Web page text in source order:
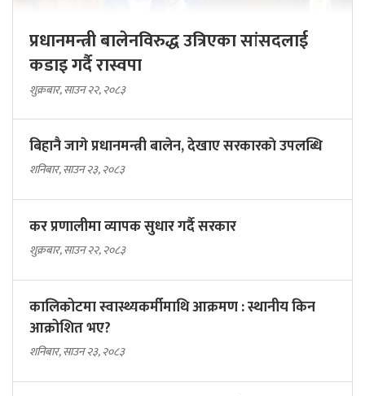
प्रधानमन्त्री बालेनविरुद्ध उत्रिएका सांसदलाई
कडाइ गर्दै रास्वपा
शुक्रबार, साउन २२, २०८३
बिहानै जागे प्रधानमन्त्री बालेन, देखाए सरकारकाे उपलब्धि
शनिबार, साउन २३, २०८३
कर प्रणालीमा व्यापक सुधार गर्दै सरकार
शुक्रबार, साउन २२, २०८३
कालिकोटमा स्वास्थ्यकर्मीमाथि आक्रमण : स्थानीय किन
आक्रोशित भए?
शनिबार, साउन २३, २०८३